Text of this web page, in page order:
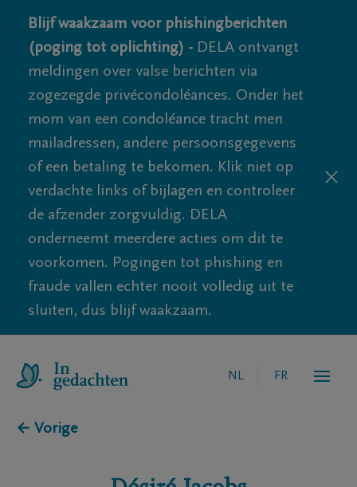
Blijf waakzaam voor phishingberichten
(poging tot oplichting) - DELA ontvangt
meldingen over valse berichten via
zogezegde privécondoléances. Onder het
mom van een condoléance tracht men
mailadressen, andere persoonsgegevens
of een betaling te bekomen. Klik niet op
verdachte links of bijlagen en controleer
de afzender zorgvuldig. DELA
onderneemt meerdere acties om dit te
voorkomen. Pogingen tot phishing en
fraude vallen echter nooit volledig uit te
sluiten, dus blijf waakzaam.
NL FR
← Vorige